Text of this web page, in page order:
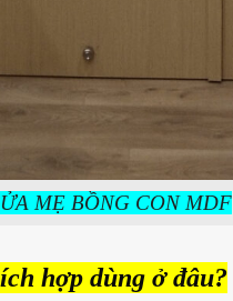
MẸ BỒNG CON MDF
hợp dùng ở đâu?